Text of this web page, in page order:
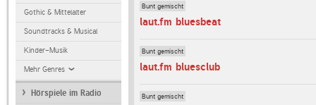
Gothic & Mittelalter
Soundtracks & Musical
Kinder-Musik
Mehr Genres
Hörspiele im Radio
Bunt gemischt
laut.fm bluesbeat
Bunt gemischt
laut.fm bluesclub
Bunt gemischt